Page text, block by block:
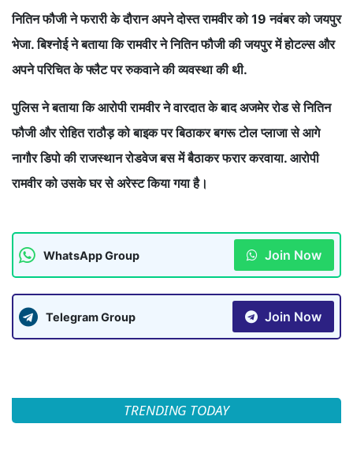
नितिन फौजी ने फरारी के दौरान अपने दोस्त रामवीर को 19 नवंबर को जयपुर
भेजा. बिश्नोई ने बताया कि रामवीर ने नितिन फौजी की जयपुर में होटल्स और
अपने परिचित के फ्लैट पर रुकवाने की व्यवस्था की थी.
पुलिस ने बताया कि आरोपी रामवीर ने वारदात के बाद अजमेर रोड से नितिन
फौजी और रोहित राठौड़ को बाइक पर बिठाकर बगरू टोल प्लाजा से आगे
नागौर डिपो की राजस्थान रोडवेज बस में बैठाकर फरार करवाया. आरोपी
रामवीर को उसके घर से अरेस्ट किया गया है।
WhatsApp Group Join Now
Telegram Group Join Now
TRENDING TODAY